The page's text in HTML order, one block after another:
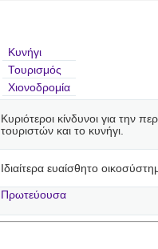
Κυνήγι
Τουρισμός
Χιονοδρομία
Κυριότεροι κίνδυνοι για την
τουριστών και το κυνήγι.
Ιδιαίτερα ευαίσθητο
Πρωτεύουσα